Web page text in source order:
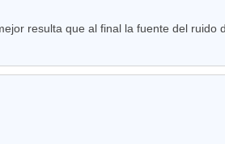
resulta que al final la fuente del ruido